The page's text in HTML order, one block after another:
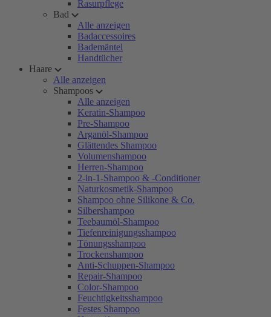
Rasurpflege
Bad
Alle anzeigen
Badaccessoires
Bademäntel
Handtücher
Haare
Alle anzeigen
Shampoos
Alle anzeigen
Keratin-Shampoo
Pre-Shampoo
Arganöl-Shampoo
Glättendes Shampoo
Volumenshampoo
Herren-Shampoo
2-in-1-Shampoo & -Conditioner
Naturkosmetik-Shampoo
Shampoo ohne Silikone & Co.
Silbershampoo
Teebaumöl-Shampoo
Tiefenreinigungsshampoo
Tönungsshampoo
Trockenshampoo
Anti-Schuppen-Shampoo
Repair-Shampoo
Color-Shampoo
Feuchtigkeitsshampoo
Festes Shampoo